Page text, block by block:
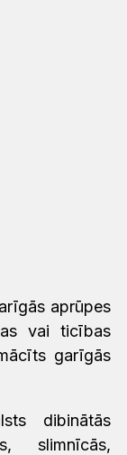
aprūpes
vai ticības
garīgās
dibinātās
slimnīcās,